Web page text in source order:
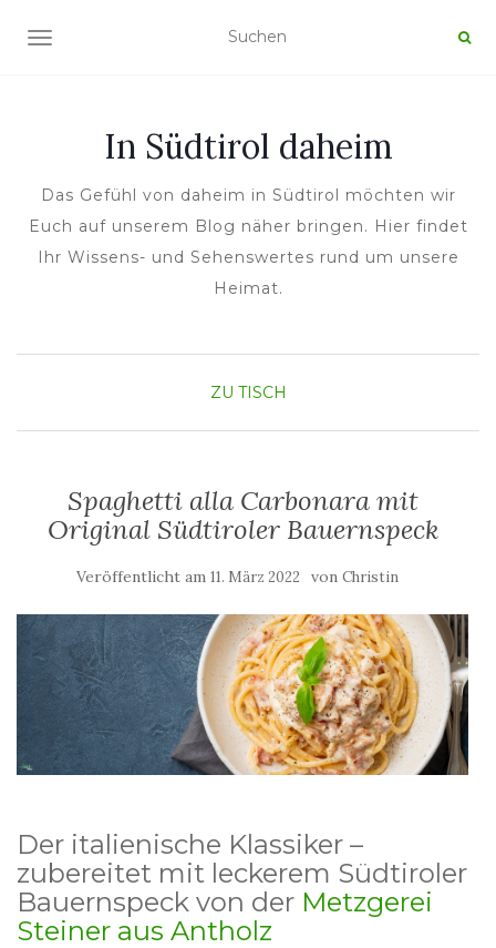
NAVIGATION UMSCHALTEN
In Südtirol daheim
Das Gefühl von daheim in Südtirol möchten wir
Euch auf unserem Blog näher bringen. Hier findet
Ihr Wissens- und Sehenswertes rund um unsere
Heimat.
ZU TISCH
Spaghetti alla Carbonara mit
Original Südtiroler Bauernspeck
Veröffentlicht am 11. März 2022 von Christin
Der italienische Klassiker –
zubereitet mit leckerem Südtiroler
Bauernspeck von der Metzgerei
Steiner aus Antholz